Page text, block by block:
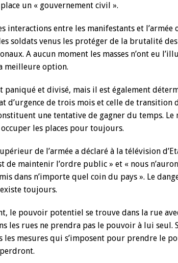
un « gouvernement civil ».
interactions entre les manifestants et l’armée
soldats venus les protéger de la brutalité
A aucun moment les masses n’ont eu
meilleure option.
paniqué et divisé, mais il est également
d’urgence de trois mois et celle de transition
une tentative de gagner du temps. Le
les places pour toujours.
de l’armée a déclaré à la télévision
de maintenir l’ordre public » et « nous
dans n’importe quel coin du pays ». Le
toujours.
le pouvoir potentiel se trouve dans la rue
les rues ne prendra pas le pouvoir à lui seul.
les mesures qui s’imposent pour prendre le